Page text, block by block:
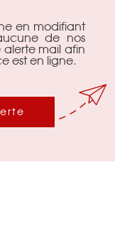
NOTRE
CONTACT
en modifiant
de nos
alerte mail afin
est en ligne.